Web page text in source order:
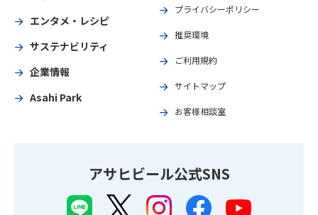
エンタメ・レシピ
サステナビリティ
企業情報
Asahi Park
プライバシーポリシー
推奨環境
ご利用規約
サイトマップ
お客様相談室
アサヒビール公式SNS